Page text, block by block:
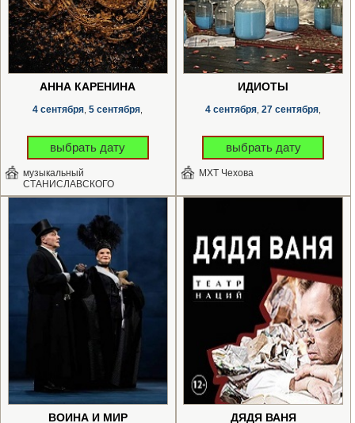
АННА КАРЕНИНА
4 сентября 5 сентября
выбрать дату
музыкальный
СТАНИСЛАВСКОГО
ИДИОТЫ
4 сентября 27 сентября
выбрать дату
МХТ Чехова
ВОЙНА И МИР ДЯДЯ ВАНЯ